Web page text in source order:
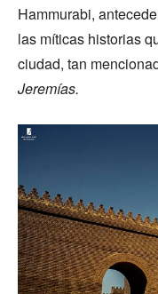
Hammurabi,
las míticas historias
ciudad, tan
Jeremías.